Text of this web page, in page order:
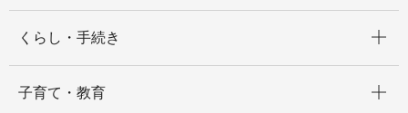
くらし・手続き
子育て・教育